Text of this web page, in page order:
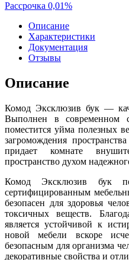
Рассрочка 0,01%
Описание
Характеристики
Документация
Отзывы
Описание
Комод Эксклюзив бук —
Выполнен в современном
поместится уйма полезных
загромождения
придает комнате
пространство духом
Комод Эксклюзив бук
сертифицированным
безопасен для здоровья
токсичных веществ.
является устойчивой к
новой мебели вскоре
безопасным для организма
декоративные свойства и